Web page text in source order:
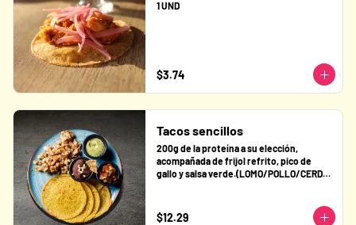
1 UND
$3.74
Tacos sencillos
200g de la proteína a su elección,
acompañada de frijol refrito, pico de
gallo y salsa verde.(LOMO/POLLO/CERDO)
$12.29